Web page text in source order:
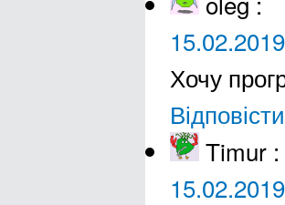
Хочу
Відповісти
Timur :